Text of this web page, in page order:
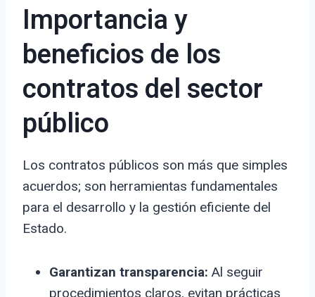
Importancia y
beneficios de los
contratos del sector
público
Los contratos públicos son más que simples
acuerdos; son herramientas fundamentales
para el desarrollo y la gestión eficiente del
Estado.
Garantizan transparencia: Al seguir
procedimientos claros, evitan prácticas